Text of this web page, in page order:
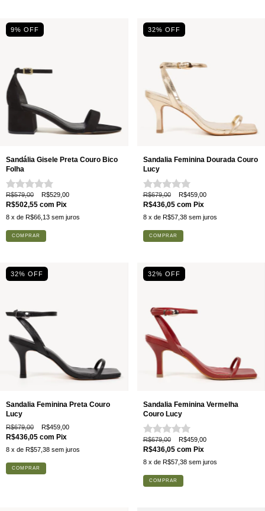
9% OFF
Sandália Gisele Preta Couro Bico
Folha
R$579,00 R$529,00
R$502,55 com Pix
8 x de R$66,13 sem juros
COMPRAR
32% OFF
Sandalia Feminina Dourada Couro
Lucy
R$679,00 R$459,00
R$436,05 com Pix
8 x de R$57,38 sem juros
COMPRAR
32% OFF
Sandalia Feminina Preta Couro
Lucy
R$679,00 R$459,00
R$436,05 com Pix
8 x de R$57,38 sem juros
COMPRAR
32% OFF
Sandalia Feminina Vermelha
Couro Lucy
R$679,00 R$459,00
R$436,05 com Pix
8 x de R$57,38 sem juros
COMPRAR